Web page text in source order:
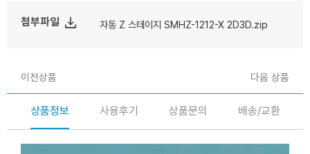
첨부파일 file_download 자동 Z 스테이지 SMHZ-1212-X 2D3D.zip
이전상품 다음 상품
상품정보 사용후기 상품문의 배송/교환